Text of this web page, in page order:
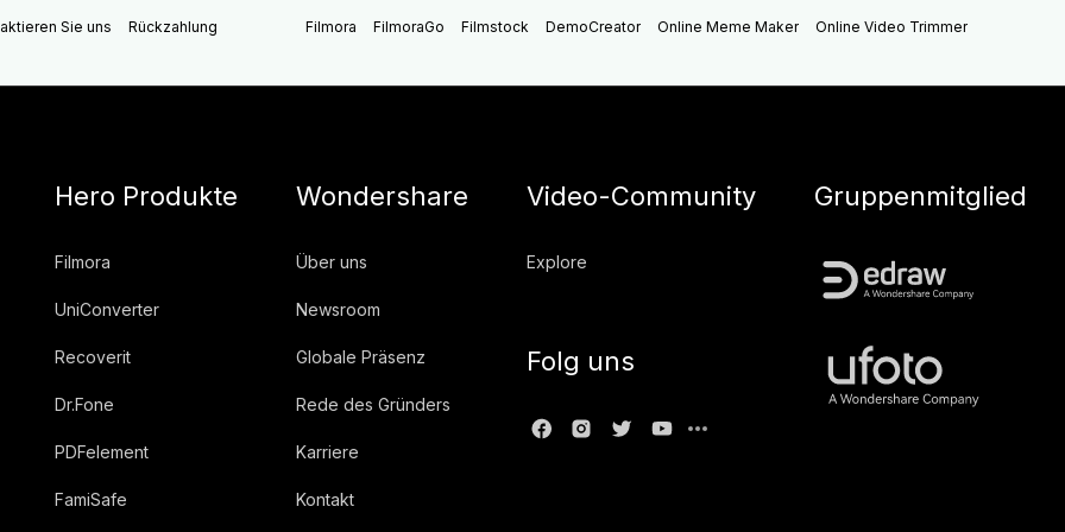
Sie uns Rückzahlung Filmora FilmoraGo Filmstock DemoCreator Online Meme Maker Online Video Trimmer
Hero Produkte
Filmora
UniConverter
Recoverit
Dr.Fone
PDFelement
FamiSafe
Wondershare
Über uns
Newsroom
Globale Präsenz
Rede des Gründers
Karriere
Kontakt
Video-Community
Explore
Folg uns
Gruppenmitglied